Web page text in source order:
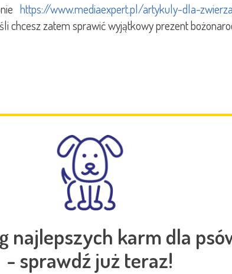
https://www.mediaexpert.pl/artykuly-dla-
chcesz zatem sprawić wyjątkowy prezent
najlepszych karm dla
- sprawdź już teraz!